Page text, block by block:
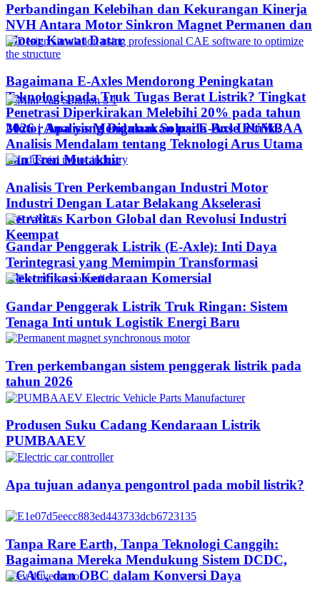
Perbandingan Kelebihan dan Kekurangan Kinerja
NVH Antara Motor Sinkron Magnet Permanen dan
Motor Kawat Datar
Bagaimana E-Axles Mendorong Peningkatan
Teknologi pada Truk Tugas Berat Listrik? Tingkat
Penetrasi Diperkirakan Melebihi 20% pada tahun
2026 | Analisis Mendalam Solusi E-Axle PUMBAA
Motor Apa yang Digunakan pada Bus Listrik?
Analisis Mendalam tentang Teknologi Arus Utama
dan Tren Mutakhir
Analisis Tren Perkembangan Industri Motor
Industri Dengan Latar Belakang Akselerasi
Netralitas Karbon Global dan Revolusi Industri
Keempat
Gandar Penggerak Listrik (E-Axle): Inti Daya
Terintegrasi yang Memimpin Transformasi
Elektrifikasi Kendaraan Komersial
Gandar Penggerak Listrik Truk Ringan: Sistem
Tenaga Inti untuk Logistik Energi Baru
Tren perkembangan sistem penggerak listrik pada
tahun 2026
Produsen Suku Cadang Kendaraan Listrik
PUMBAAEV
Apa tujuan adanya pengontrol pada mobil listrik?
Tanpa Rare Earth, Tanpa Teknologi Canggih:
Bagaimana Mereka Mendukung Sistem DCDC,
DCAC, dan OBC dalam Konversi Daya